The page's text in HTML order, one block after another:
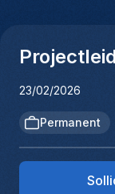
23/02/2026
Permanent